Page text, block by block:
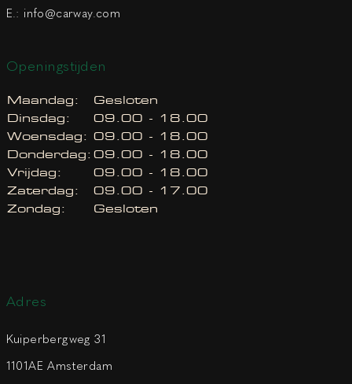
E.: info@carway.com
Openingstijden
Maandag:
Gesloten
Dinsdag:
09.00 - 18.00
Woensdag: 09.00 - 18.00
Donderdag: 09.00 - 18.00
Vrijdag:
09.00 - 18.00
Zaterdag:
09.00 - 17.00
Zondag:
Gesloten
Adres
Kuiperbergweg 31
1101AE Amsterdam